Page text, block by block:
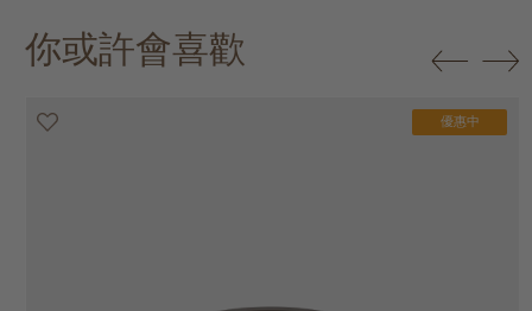
你或許會喜歡
優惠中
優惠中
優惠中
優惠中
優惠中
優惠中
優惠中
優惠中
優惠中
優惠中